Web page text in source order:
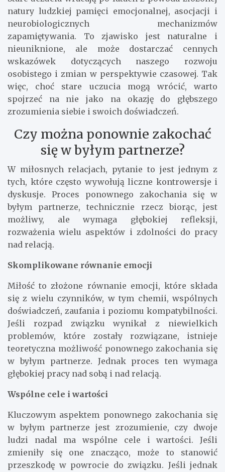
natury ludzkiej pamięci emocjonalnej, asocjacji i
neurobiologicznych mechanizmów
zapamiętywania. To zjawisko jest naturalne i
nieuniknione, ale może dostarczać cennych
wskazówek dotyczących naszego rozwoju
osobistego i zmian w perspektywie czasowej. Tak
więc, choć stare uczucia mogą wrócić, warto
spojrzeć na nie jako na okazję do głębszego
zrozumienia siebie i swoich doświadczeń.
Czy można ponownie zakochać
się w byłym partnerze?
W miłosnych relacjach, pytanie to jest jednym z
tych, które często wywołują liczne kontrowersje i
dyskusje. Proces ponownego zakochania się w
byłym partnerze, technicznie rzecz biorąc, jest
możliwy, ale wymaga głębokiej refleksji,
rozważenia wielu aspektów i zdolności do pracy
nad relacją.
Skomplikowane równanie emocji
Miłość to złożone równanie emocji, które składa
się z wielu czynników, w tym chemii, wspólnych
doświadczeń, zaufania i poziomu kompatybilności.
Jeśli rozpad związku wynikał z niewielkich
problemów, które zostały rozwiązane, istnieje
teoretyczna możliwość ponownego zakochania się
w byłym partnerze. Jednak proces ten wymaga
głębokiej pracy nad sobą i nad relacją.
Wspólne cele i wartości
Kluczowym aspektem ponownego zakochania się
w byłym partnerze jest zrozumienie, czy dwoje
ludzi nadal ma wspólne cele i wartości. Jeśli
zmieniły się one znacząco, może to stanowić
przeszkodę w powrocie do związku. Jeśli jednak